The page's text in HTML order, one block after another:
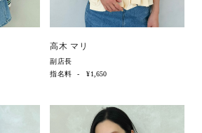
高木 マリ
副店長
指名料
¥1,650